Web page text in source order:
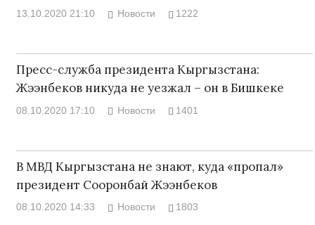
13.10.2020 21:10 Новости 1222
Пресс-служба президента Кыргызстана:
Жээнбеков никуда не уезжал – он в Бишкеке
08.10.2020 17:10 Новости 1401
В МВД Кыргызстана не знают, куда «пропал»
президент Сооронбай Жээнбеков
08.10.2020 14:33 Новости 1803